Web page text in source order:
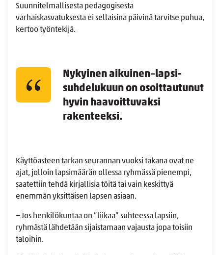
Suunnitelmallisesta pedagogisesta
varhaiskasvatuksesta ei sellaisina päivinä tarvitse puhua,
kertoo työntekijä.
Nykyinen aikuinen–lapsi-
suhdelukuun on osoittautunut
hyvin haavoittuvaksi
rakenteeksi.
Käyttöasteen tarkan seurannan vuoksi takana ovat ne
ajat, jolloin lapsimäärän ollessa ryhmässä pienempi,
saatettiin tehdä kirjallisia töitä tai vain keskittyä
enemmän yksittäisen lapsen asiaan.
− Jos henkilökuntaa on ”liikaa” suhteessa lapsiin,
ryhmästä lähdetään sijaistamaan vajausta jopa toisiin
taloihin.